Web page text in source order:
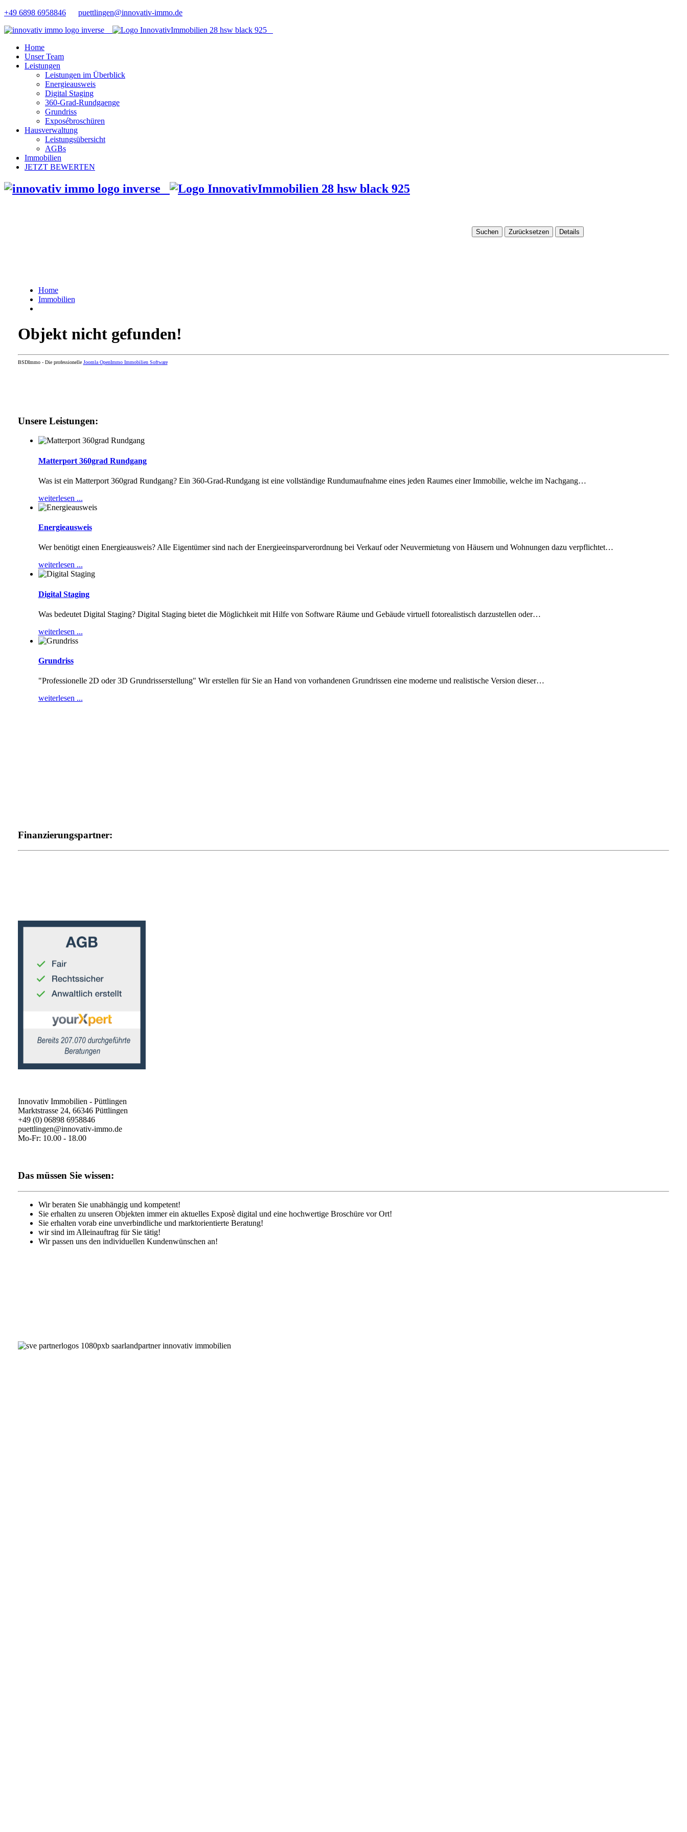
+49 6898 6958846 puettlingen@innovativ-immo.de
Home
Unser Team
Leistungen
Leistungen im Überblick
Energieausweis
Digital Staging
360-Grad-Rundgaenge
Grundriss
Exposébroschüren
Hausverwaltung
Leistungsübersicht
AGBs
Immobilien
JETZT BEWERTEN
Suchen Zurücksetzen Details
Home
Immobilien
Objekt nicht gefunden!
BSDImmo - Die professionelle Joomla OpenImmo Immobilien Software
Unsere Leistungen:
Matterport 360grad Rundgang
Was ist ein Matterport 360grad Rundgang? Ein 360-Grad-Rundgang ist eine vollständige Rundumaufnahme eines jeden Raumes einer Immobilie, welche im Nachgang…
weiterlesen ...
Energieausweis
Wer benötigt einen Energieausweis? Alle Eigentümer sind nach der Energieeinsparverordnung bei Verkauf oder Neuvermietung von Häusern und Wohnungen dazu verpflichtet…
weiterlesen ...
Digital Staging
Was bedeutet Digital Staging? Digital Staging bietet die Möglichkeit mit Hilfe von Software Räume und Gebäude virtuell fotorealistisch darzustellen oder…
weiterlesen ...
Grundriss
"Professionelle 2D oder 3D Grundrisserstellung" Wir erstellen für Sie an Hand von vorhandenen Grundrissen eine moderne und realistische Version dieser…
weiterlesen ...
Finanzierungspartner:
Innovativ Immobilien - Püttlingen
Marktstrasse 24, 66346 Püttlingen
+49 (0) 06898 6958846
puettlingen@innovativ-immo.de
Mo-Fr: 10.00 - 18.00
Das müssen Sie wissen:
Wir beraten Sie unabhängig und kompetent!
Sie erhalten zu unseren Objekten immer ein aktuelles Exposè digital und eine hochwertige Broschüre vor Ort!
Sie erhalten vorab eine unverbindliche und marktorientierte Beratung!
wir sind im Alleinauftrag für Sie tätig!
Wir passen uns den individuellen Kundenwünschen an!